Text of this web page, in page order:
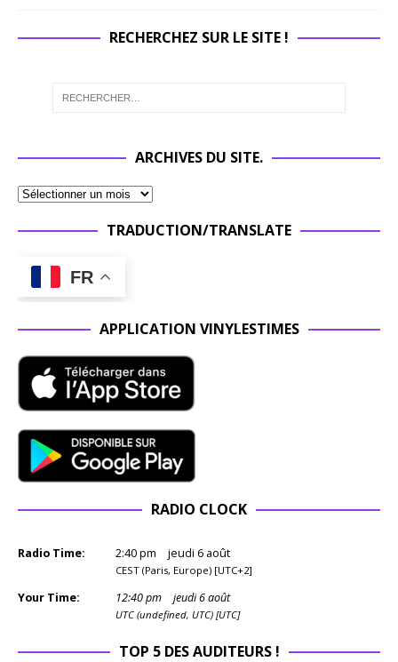
RECHERCHEZ SUR LE SITE !
ARCHIVES DU SITE.
TRADUCTION/TRANSLATE
FR
APPLICATION VINYLESTIMES
RADIO CLOCK
Radio Time: 2:40pm jeudi 6 août
CEST (Paris, Europe) [UTC+2]
Your Time: 12:40pm jeudi 6 août
UTC (undefined, UTC) [UTC]
TOP 5 DES AUDITEURS !